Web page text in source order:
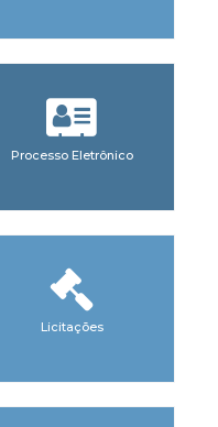
Processo Eletrônico
Licitações